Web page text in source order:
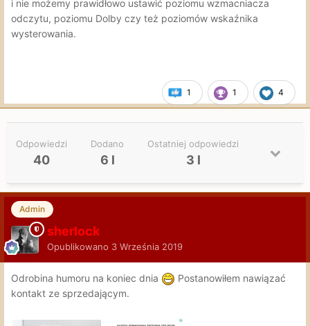
i nie możemy prawidłowo ustawić poziomu wzmacniacza
odczytu, poziomu Dolby czy też poziomów wskaźnika
wysterowania.
1 1 4
Odpowiedzi
40
Dodano
6 l
Ostatniej odpowiedzi
3 l
Admin
sherlock
Opublikowano 3 Września 2019
Odrobina humoru na koniec dnia
Postanowiłem nawiązać
kontakt ze sprzedającym.